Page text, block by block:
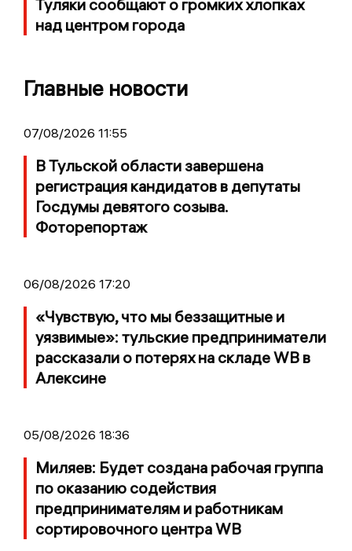
Туляки сообщают о громких хлопках
над центром города
Главные новости
07/08/2026 11:55
В Тульской области завершена
регистрация кандидатов в депутаты
Госдумы девятого созыва.
Фоторепортаж
06/08/2026 17:20
«Чувствую, что мы беззащитные и
уязвимые»: тульские предприниматели
рассказали о потерях на складе WB в
Алексине
05/08/2026 18:36
Миляев: Будет создана рабочая группа
по оказанию содействия
предпринимателям и работникам
сортировочного центра WB